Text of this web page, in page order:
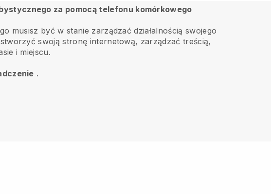
za pomocą telefonu komórkowego
musisz być w stanie zarządzać działalnością swojego
swoją stronę internetową, zarządzać treścią,
i miejscu.
.